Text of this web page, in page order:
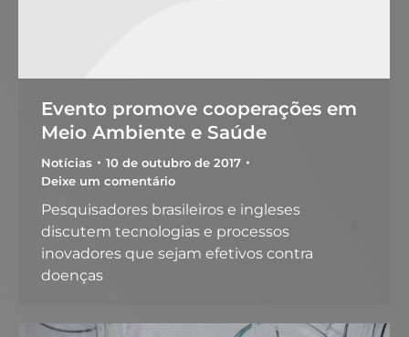
Evento promove cooperações em
Meio Ambiente e Saúde
Notícias
10 de outubro de 2017
Deixe um comentário
Pesquisadores brasileiros e ingleses
discutem tecnologias e processos
inovadores que sejam efetivos contra
doenças